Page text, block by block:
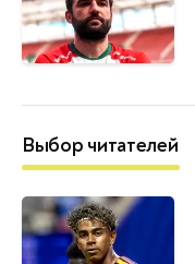
Выбор читателей